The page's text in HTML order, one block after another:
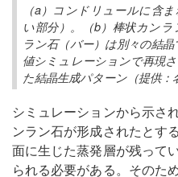
（a）コンドリュールに含
い部分）。（b）棒状カン
ラン石（バー）は別々の結
値シミュレーションで再現
た結晶生成パターン（提供：
シミュレーションから示さ
ンラン石が形成されたとす
面に生じた蒸発層が残って
られる必要がある。そのた